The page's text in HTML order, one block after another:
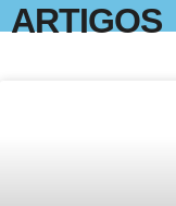
ARTIGOS